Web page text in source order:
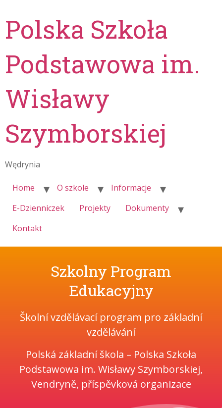
Polska Szkoła
Podstawowa im.
Wisławy
Szymborskiej
Wędrynia
Home O szkole
Informacje
E-Dzienniczek
Projekty
Dokumenty
Kontakt
Szkolny Program
Edukacyjny
Školní vzdělávací program pro základní
vzdělávání
Polská základní škola – Polska Szkoła
Podstawowa im. Wisławy Szymborskiej,
Vendryně, příspěvková organizace